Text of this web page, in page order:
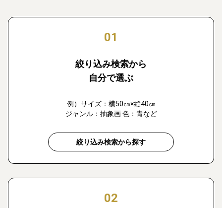
01
絞り込み検索から
自分で選ぶ
例）サイズ：横50㎝×縦40㎝
ジャンル：抽象画 色：青など
絞り込み検索から探す
02